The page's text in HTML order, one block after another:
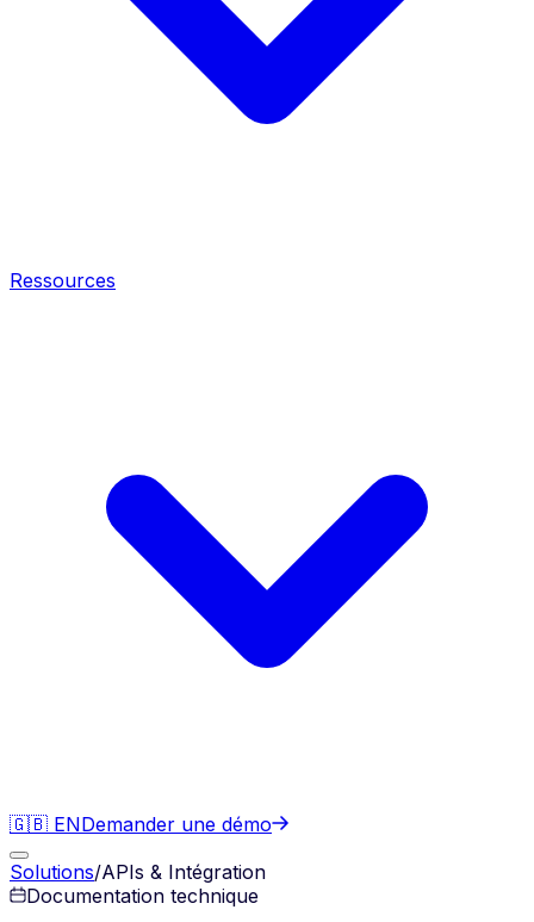
Ressources
🇬🇧 ENDemander une démo
Solutions/APIs & Intégration
Documentation technique